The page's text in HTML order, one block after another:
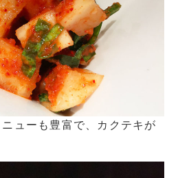
ューも豊富で、カクテキが